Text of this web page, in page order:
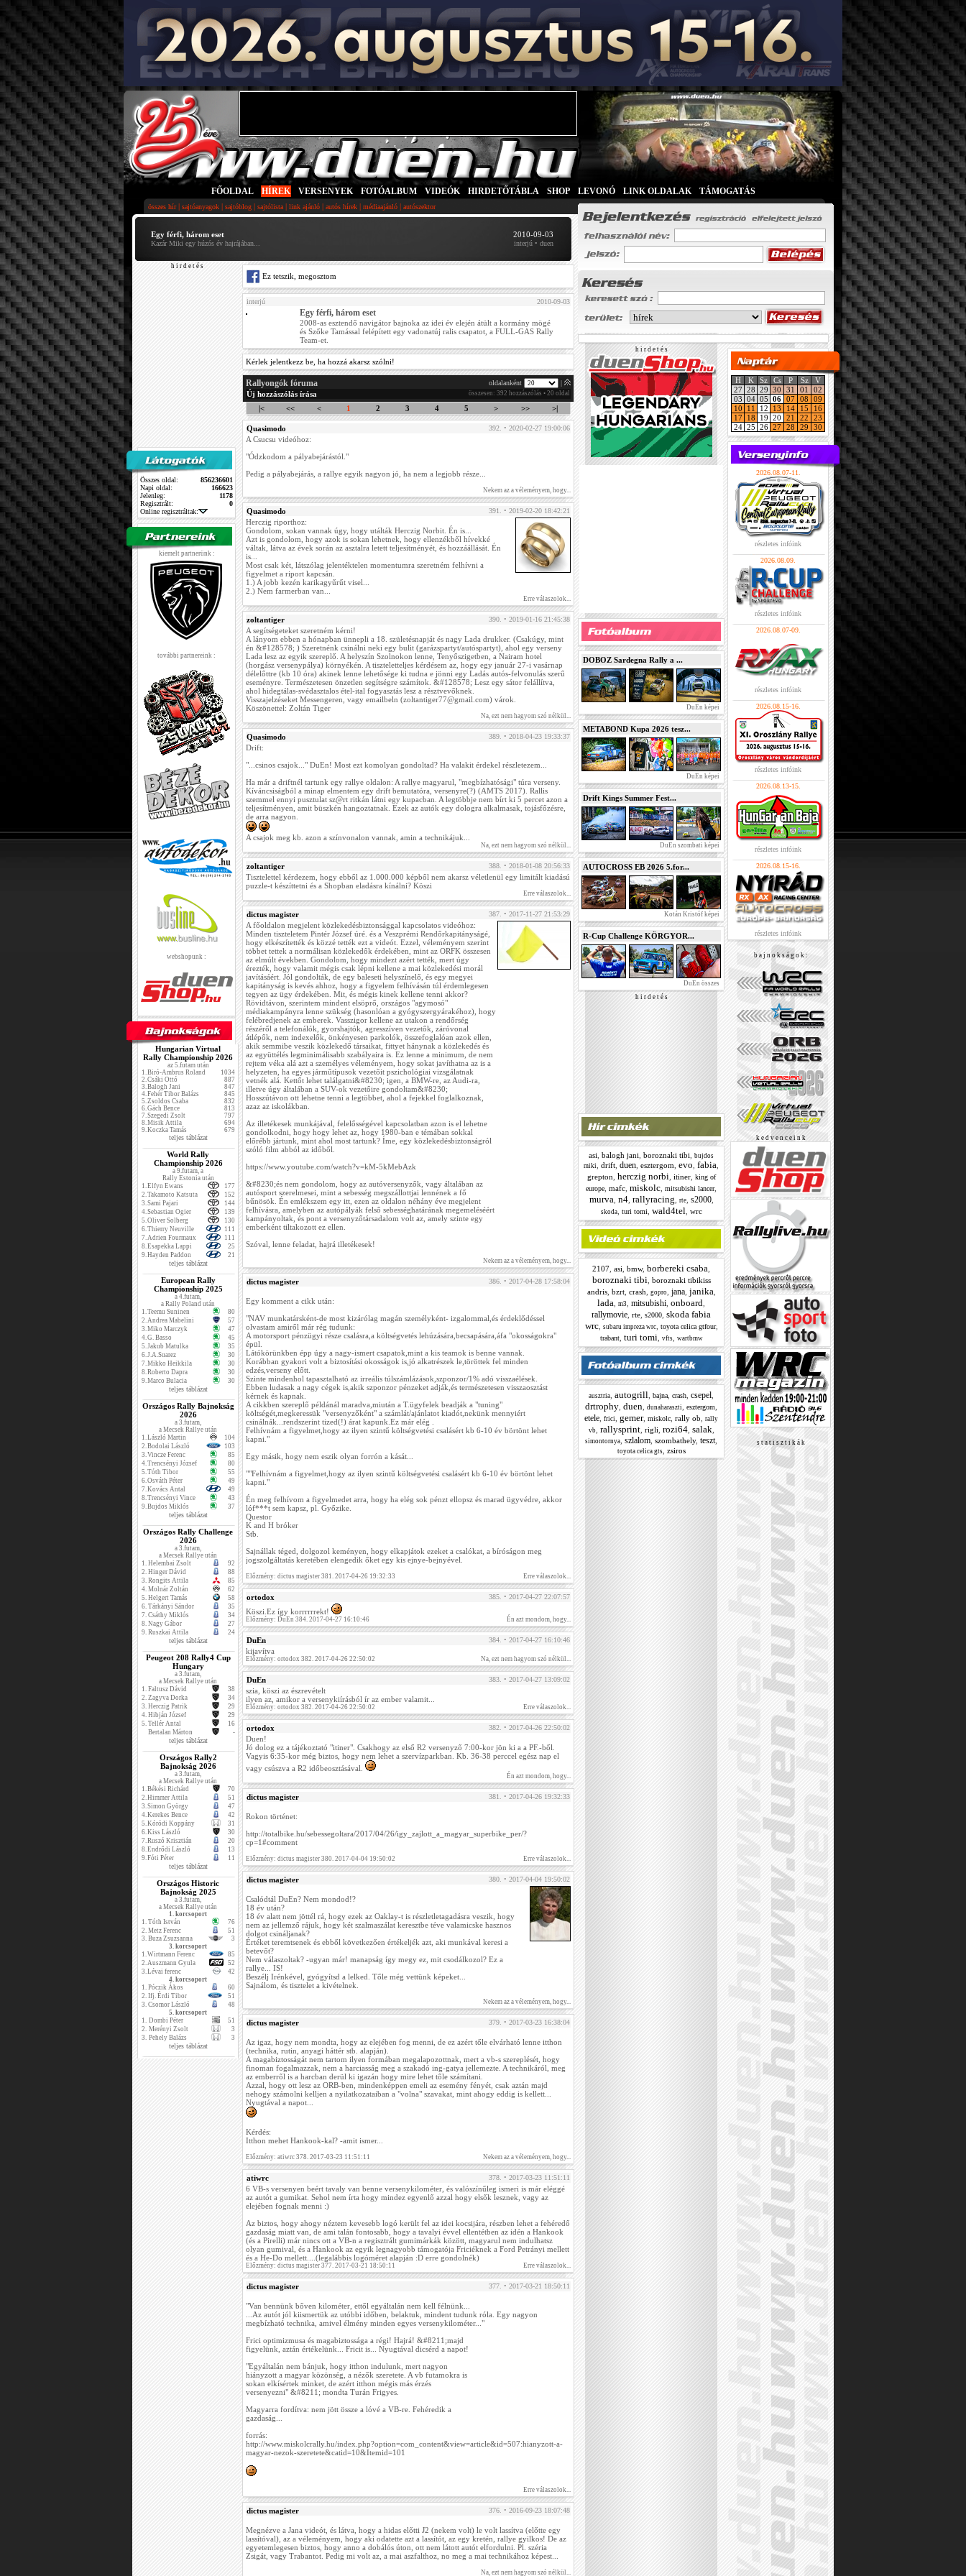
FŐOLDAL HÍREK VERSENYEK FOTÓALBUM VIDEÓK HIRDETŐTÁBLA SHOP LEVONÓ LINK OLDALAK TÁMOGATÁS
összes hír| sajtóanyagok | sajtóblog | sajtólista | link ajánló | autós hírek | médiaajánló | autószektor
Egy férfi, három eset
Kazár Miki egy húzós év hajrájában...
2010-09-03
interjú • duen
h i r d e t é s
Összes oldal:
856236601
Napi oldal:
166623
Jelenleg:
1178
Regisztrált:
0
Online regisztráltak:
kiemelt partnerünk :
további partnereink :
webshopunk :
Hungarian Virtual
Rally Championship 2026
az 5.futam után
1.Biró-Ambrus Roland
1034
2.Csáki Ottó
887
3.Balogh Jani
847
4.Fehér Tibor Balázs
845
5.Zsoldos Csaba
832
6.Gách Bence
813
7.Szegedi Zsolt
797
8.Misik Attila
694
9.Koczka Tamás 679
teljes táblázat
World Rally
Championship 2026
a 9.futam, a
Rally Estonia után
1.Elfyn Ewans
177
2.Takamoto Katsuta
152
3.Sami Pajari
144
4.Sebastian Ogier
139
5.Oliver Solberg
130
6.Thierry Neuville
111
7.Adrien Fourmaux
111
8.Esapekka Lappi
25
9.Hayden Paddon 21
teljes táblázat
European Rally
Championship 2025
a 4.futam,
a Rally Poland után
1.Teemu Suninen
80
2.Andrea Mabelini
57
3.Miko Marczyk
47
4.G. Basso
45
5.Jakub Matulka
35
6.J.A.Suarez
30
7.Mikko Heikkila
30
8.Roberto Dapra
30
9.Marco Bulacia 30
teljes táblázat
Országos Rally Bajnokság
2026
a 3.futam,
a Mecsek Rallye után
1.László Martin
104
2.Bodolai László
103
3.Vincze Ferenc
85
4.Trencsényi József
80
5.Tóth Tibor
55
6.Osváth Péter
49
7.Kovács Antal
49
8.Trencsényi Vince
43
9.Bujdos Miklós 37
teljes táblázat
Országos Rally Challenge
2026
a 3.futam,
a Mecsek Rallye után
1. Helembai Zsolt
92
2. Hinger Dávid
88
3. Rongits Attila
85
4. Molnár Zoltán
62
5. Helgert Tamás
58
6. Tárkányi Sándor
35
7. Csáthy Miklós
34
8. Nagy Gábor
27
9. Ruszkai Attila 24
teljes táblázat
Peugeot 208 Rally4 Cup
Hungary
a 3.futam,
a Mecsek Rallye után
1. Faltusz Dávid
38
2. Zagyva Dorka
34
3. Herczig Patrik
29
4. Hibján József
29
5. Tellér Antal
16
Bertalan Márton
-
teljes táblázat
Országos Rally2
Bajnokság 2026
a 3.futam,
a Mecsek Rallye után
1.Békési Richárd
70
2.Himmer Attila
51
3.Simon György
47
4.Kerekes Bence
42
5.Kóródi Koppány
31
6.Kiss László
30
7.Ruszó Krisztián
20
8.Endrődi László
13
9.Fóti Péter 11
teljes táblázat
Országos Historic
Bajnokság 2025
a 3.futam,
a Mecsek Rallye után
1. korcsoport
1. Tóth István
76
2. Metz Ferenc
51
3. Buza Zsuzsanna
3
3. korcsoport
1.Wirtmann Ferenc
85
2.Auszmann Gyula
52
3.Lévai ferenc
42
4. korcsoport
1. Póczik Ákos
60
2. Ifj. Érdi Tibor
51
3. Csomor László
48
5. korcsoport
1. Dombi Péter
51
2. Merényi Zsolt
3
3. Pehely Balázs 3
teljes táblázat
Ez tetszik, megosztom
interjú 2010-09-03
Egy férfi, három eset
2008-as esztendő navigátor bajnoka az idei év elején átült a kormány mögé
és Szőke Tamással felépített egy vadonatúj ralis csapatot, a FULL-GAS Rally
Team-et.
Kérlek jelentkezz be, ha hozzá akarsz szólni!
Rallyongók fóruma oldalanként
Új hozzászólás írása összesen: 392 hozzászólás • 20 oldal
|< << < 1 2 3 4 5 > >> >|
Quasimodo 392. • 2020-02-27 19:00:06
A Csucsu videóhoz:
"Ódzkodom a pályabejárástól."
Pedig a pályabejárás, a rallye egyik nagyon jó, ha nem a legjobb része...
Nekem az a véleményem, hogy...
Quasimodo 391. • 2019-02-20 18:42:21
Herczig riporthoz:
Gondolom, sokan vannak úgy, hogy utálták Herczig Norbit. Én is...
Azt is gondolom, hogy azok is sokan lehetnek, hogy ellenzékből hívekké
váltak, látva az évek során az asztalra letett teljesítményét, és hozzáállását. Én
is...
Most csak két, látszólag jelentéktelen momentumra szeretném felhívni a
figyelmet a riport kapcsán.
1.) A jobb kezén karikagyűrűt visel...
2.) Nem farmerban van...
Erre válaszolok...
zoltantiger 390. • 2019-01-16 21:45:38
A segítségeteket szeretném kérni!
A lányom ebben a hónapban ünnepli a 18. születésnapját és nagy Lada drukker. (Csakúgy, mint
én &#128578; ) Szeretnénk csinálni neki egy bulit (garázspartyt/autóspartyt), ahol egy verseny
Lada lesz az egyik szereplő. A helyszín Szolnokon lenne, Tenyőszigetben, a Nairam hotel
(horgász versenypálya) környékén. A tiszteletteljes kérdésem az, hogy egy január 27-i vasárnap
délelőttre (kb 10 óra) akinek lenne lehetősége ki tudna e jönni egy Ladás autós-felvonulás szerű
eseményre. Természetesen önzetlen segítségre számítok. &#128578; Lesz egy sátor felállítva,
ahol hidegtálas-svédasztalos étel-ital fogyasztás lesz a résztvevőknek.
Visszajelzéseket Messengeren, vagy emailbeln (zoltantiger77@gmail.com) várok.
Köszönettel: Zoltán Tiger
Na, ezt nem hagyom szó nélkül...
Quasimodo 389. • 2018-04-23 19:33:37
Drift:
"...csinos csajok..." DuEn! Most ezt komolyan gondoltad? Ha valakit érdekel részletezem...
Ha már a driftnél tartunk egy rallye oldalon: A rallye magyarul, "megbízhatósági" túra verseny.
Kíváncsiságból a minap elmentem egy drift bemutatóra, versenyre(?) (AMTS 2017). Rallis
szemmel ennyi pusztulat sz@rt ritkán látni egy kupacban. A legtöbbje nem bírt ki 5 percet azon a
teljesítményen, amit büszkén hangoztatnak. Ezek az autók egy dologra alkalmasak, tojásfőzésre,
de arra nagyon.
A csajok meg kb. azon a színvonalon vannak, amin a technikájuk...
Na, ezt nem hagyom szó nélkül...
zoltantiger 388. • 2018-01-08 20:56:33
Tisztelettel kérdezem, hogy ebből az 1.000.000 képből nem akarsz véletlenül egy limitált kiadású
puzzle-t készíttetni és a Shopban eladásra kínálni? Köszi
Erre válaszolok...
dictus magister 387. • 2017-11-27 21:53:29
A főoldalon megjelent közlekedésbiztonsággal kapcsolatos videóhoz:
Minden tiszteletem Pintér József úré. és a Veszprémi Rendőrkapitányságé,
hogy elkészítették és közzé tették ezt a videót. Ezzel, véleményem szerint
többet tettek a normálisan közlekedők érdekében, mint az ORFK összesen
az elmúlt években. Gondolom, hogy mindezt azért tették, mert úgy
érezték, hogy valamit mégis csak lépni kellene a mai közlekedési morál
javításáért. Jól gondolták, de egy baleseti helyszínelő, és egy megyei
kapitányság is kevés ahhoz, hogy a figyelem felhívásán túl érdemlegesen
tegyen az ügy érdekében. Mit, és mégis kinek kellene tenni akkor?
Rövidtávon, szerintem mindent elsöprő, országos "agymosó"
médiakampányra lenne szükség (hasonlóan a gyógyszergyárakéhoz), hogy
felébredjenek az emberek. Vasszigor kellene az utakon a rendőrség
részéről a telefonálók, gyorshajtók, agresszíven vezetők, záróvonal
átlépők, nem indexelők, önkényesen parkolók, összefoglalóan azok ellen,
akik semmibe veszik közlekedő társaikat, fittyet hánynak a közlekedés és
az együttélés legminimálisabb szabályaira is. Ez lenne a minimum, de nem
rejtem véka alá azt a személyes véleményem, hogy sokat javíthatna az is a
helyzeten, ha egyes járműtípusok vezetőit pszichológiai vizsgálatnak
vetnék alá. Kettőt lehet találgatni&#8230; igen, a BMW-re, az Audi-ra,
illetve úgy általában a SUV-ok vezetőire gondoltam&#8230;
Hosszútávon ott lehetne tenni a legtöbbet, ahol a fejekkel foglalkoznak,
azaz az iskolákban.
Az illetékesek munkájával, felelősségével kapcsolatban azon is el lehetne
gondolkodni, hogy hogy lehet az, hogy 1980-ban e témában sokkal
előrébb jártunk, mint ahol most tartunk? Íme, egy közlekedésbiztonságról
szóló film abból az időből.
https://www.youtube.com/watch?v=kM-5kMebAzk
&#8230;és nem gondolom, hogy az autóversenyzők, vagy általában az
autósport szerelmesei, mint a sebesség megszállottjai lennének a fő
bűnösök. Én emlékszem egy itt, ezen az oldalon néhány éve megjelent
felhívásra, amelyben az autópályák felső sebességhatárának megemeléséért
kampányoltak, és pont a versenyzőtársadalom volt az, amely szinte egy
emberként tiltakozott ez ellen.
Szóval, lenne feladat, hajrá illetékesek!
Nekem az a véleményem, hogy...
dictus magister 386. • 2017-04-28 17:58:04
Egy komment a cikk után:
"NAV munkatársként-de most kizárólag magán személyként- izgalommal,és érdeklődéssel
olvastam amiről már rég tudunk:
A motorsport pénzügyi része csalásra,a költségvetés lehúzására,becsapására,áfa "okosságokra"
épül.
Látókörünkben épp úgy a nagy-ismert csapatok,mint a kis teamok is benne vannak.
Korábban gyakori volt a biztosítási okosságok is,jó alkatrészek le,töröttek fel minden
edzés,verseny előtt.
Szinte mindenhol tapasztalható az irreális túlszámlázások,szponzor/1% adó visszaélések.
Ebben ludasak a nagy cégek is,akik szponzor pénzeket adják,és természetesen visszaosztást
kérnek és kapnak.
A cikkben szereplő példánál maradva,miután a T.ügyfelek beadják a "tuning"
költségét,megkeressük "versenyzőként" a számlát/ajánlatot kiadót,nekünk mennyiért
csinálnák...rendszerint tized(!) árat kapunk.Ez már elég .
Felhívnám a figyelmet,hogy az ilyen szintű költségvetési csalásért kb 6-10 év börtönt lehet
kapni."
Egy másik, hogy nem eszik olyan forrón a kását...
""Felhívnám a figyelmet,hogy az ilyen szintű költségvetési csalásért kb 6-10 év börtönt lehet
kapni."
Én meg felhívom a figyelmedet arra, hogy ha elég sok pénzt ellopsz és marad ügyvédre, akkor
lóf***t sem kapsz, pl. Győzike.
Questor
K and H bróker
Stb.
Sajnállak téged, dolgozol keményen, hogy elkapjátok ezeket a csalókat, a bíróságon meg
jogszolgáltatás keretében elengedik őket egy kis ejnye-bejnyével.
Előzmény: dictus magister 381. 2017-04-26 19:32:33 Erre válaszolok...
ortodox 385. • 2017-04-27 22:07:57
Köszi.Ez így korrrrrrekt!
Előzmény: DuEn 384. 2017-04-27 16:10:46 Én azt mondom, hogy...
DuEn 384. • 2017-04-27 16:10:46
kijavítva
Előzmény: ortodox 382. 2017-04-26 22:50:02 Na, ezt nem hagyom szó nélkül...
DuEn 383. • 2017-04-27 13:09:02
szia, köszi az észrevételt
ilyen az, amikor a versenykiírásból ír az ember valamit...
Előzmény: ortodox 382. 2017-04-26 22:50:02 Erre válaszolok...
ortodox 382. • 2017-04-26 22:50:02
Duen!
Jó dolog ez a tájékoztató "itiner". Csakhogy az első R2 versenyző 7:00-kor jön ki a a PF.-ből.
Vagyis 6:35-kor még biztos, hogy nem lehet a szervízparkban. Kb. 36-38 perccel egész nap el
vagy csúszva a R2 időbeosztásával.
Én azt mondom, hogy...
dictus magister 381. • 2017-04-26 19:32:33
Rokon történet:
http://totalbike.hu/sebessegoltara/2017/04/26/igy_zajlott_a_magyar_superbike_per/?
cp=1#comment
Előzmény: dictus magister 380. 2017-04-04 19:50:02 Erre válaszolok...
dictus magister 380. • 2017-04-04 19:50:02
Csalódtál DuEn? Nem mondod!?
18 év után?
18 év alatt nem jöttél rá, hogy ezek az Oaklay-t is részletletagadásra veszik, hogy
nem az jellemző rájuk, hogy két szalmaszálat keresztbe téve valamicske hasznos
dolgot csináljanak?
Értéket teremtsenek és ebből következően értékeljék azt, aki munkával keresi a
betevőt?
Nem válaszoltak? -ugyan már! manapság így megy ez, mit csodálkozol? Ez a
rallye... IS!
Beszélj Irénkével, gyógyítsd a lelked. Tőle még vettünk képeket...
Sajnálom, és tisztelet a kivételnek.
Nekem az a véleményem, hogy...
dictus magister 379. • 2017-03-23 16:38:04
Az igaz, hogy nem mondta, hogy az elejében fog menni, de ez azért tőle elvárható lenne itthon
(technika, rutin, anyagi háttér stb. alapján).
A magabiztosságát nem tartom ilyen formában megalapozottnak, mert a vb-s szereplését, hogy
finoman fogalmazzak, nem a harciasság meg a szakadó ing-gatya jellemezte. A technikáról, meg
az emberről is a harcban derül ki igazán hogy mire lehet tőle számítani.
Azzal, hogy ott lesz az ORB-ben, mindenképpen emeli az esemény fényét, csak aztán majd
nehogy számolni kelljen a nyilatkozataiban a "volna" szavakat, mint ahogy eddig is kellett...
Nyugtával a napot...
Kérdés:
Itthon mehet Hankook-kal? -amit ismer...
Előzmény: atiwrc 378. 2017-03-23 11:51:11 Nekem az a véleményem, hogy...
atiwrc 378. • 2017-03-23 11:51:11
6 VB-s versenyen beért tavaly van benne versenykilométer, és valószínűleg ismeri is már eléggé
az autót a gumikat. Sehol nem írta hogy mindez egyenlő azzal hogy elsők lesznek, vagy az
elejében fognak menni :)
Az biztos, hogy ahogy néztem kevesebb logó került fel az idei kocsijára, részben lehet a fehéredő
gazdaság miatt van, de ami talán fontosabb, hogy a tavalyi évvel ellentétben az idén a Hankook
(és a Pirelli) már nincs ott a VB-n a regisztrált gumimárkák között, magyarul nem indulhatsz
olyan gumival, és a Hankook az egyik legnagyobb támogatója Friciéknek a Ford Petrányi mellett
és a He-Do mellett....(legalábbis logóméret alapján :D erre gondolnék)
Előzmény: dictus magister 377. 2017-03-21 18:50:11 Erre válaszolok...
dictus magister 377. • 2017-03-21 18:50:11
"Van bennünk bőven kilométer, ettől egyáltalán nem kell félnünk...
...Az autót jól kiismertük az utóbbi időben, belaktuk, mindent tudunk róla. Egy nagyon
megbízható technika, amivel élmény minden egyes versenykilométer..."
Frici optimizmusa és magabiztossága a régi! Hajrá! &#8211;majd
figyelünk, aztán értékelünk... Fricit is... Nyugtával dicsérd a napot!
"Egyáltalán nem bánjuk, hogy itthon indulunk, mert nagyon
hiányzott a magyar közönség, a nézők szeretete. A vb futamokra is
sokan elkísértek minket, de azért itthon mégis más érzés
versenyezni" &#8211; mondta Turán Frigyes.
Magyarra fordítva: nem jött össze a lóvé a VB-re. Fehéredik a
gazdaság...
forrás:
http://www.miskolcrally.hu/index.php?option=com_content&view=article&id=507:hianyzott-a-
magyar-nezok-szeretete&catid=10&Itemid=101
Erre válaszolok...
dictus magister 376. • 2016-09-23 18:07:48
Megnézve a Jana videót, és látva, hogy a hidas előtti J2 (nekem volt) le volt lassítva (előtte egy
lassítóval), az a véleményem, hogy aki odatette azt a lassítót, az egy kretén, rallye gyilkos! De az
egyetemlegesen biztos, hogy anno a dobálós úton, ott nem látott autót elfordulni. Pl. széria
Zsigát, vagy Trabantot. Pedig mi volt az, a mai aszfalthoz, no meg a mai technikához képest...
Na, ezt nem hagyom szó nélkül...
h i r d e t é s
DOBOZ Sardegna Rally a ...
DuEn képei
METABOND Kupa 2026 tesz...
DuEn képei
Drift Kings Summer Fest...
DuEn szombati képei
AUTOCROSS EB 2026 5.for...
Kotán Kristóf képei
R-Cup Challenge KÖRGYOR...
DuEn összes
h i r d e t é s
asi balogh jani boroznaki tibi
bujdos
miki drift duen esztergom evo fabia
grepton herczig norbi itiner, king of
europe mafc miskolc mitsubishi lancer,
murva n4, rallyracing rte, s2000,
skoda, turi tomi wald4tel wrc
2107 asi bmw, borbereki csaba
boroznaki tibi boroznaki tibikiss
andris, bzrt, crash gopro, jana, janika
lada m3 mitsubishi onboard
rallymovie rte s2000 skoda fabia
wrc, subaru impreza wrc, toyota celica gtfour,
trabant, turi tomi vfts, wartbmw
ausztria autogrill bajna crash csepel
drtrophy duen dunaharaszti esztergom
etele frici gemer, miskolc rally ob
rally
vb, rallysprint, rigli rozi64, salak
simontornya szlalom szombathely, teszt
toyota celica gts, zsiros
H K Sz Cs P Sz
V
27 28 29 30 31 01
02
03 04 05 06 07 08
09
10
11 12 13 14 15
16
17
18 19 20 21 22
23
24 25 26 27 28 29 30
2026.08.07-11.
részletes infóink
2026.08.09.
részletes infóink
2026.08.07-09.
részletes infóink
2026.08.15-16.
részletes infóink
2026.08.13-15.
részletes infóink
2026.08.15-16.
részletes infóink
b a j n o k s á g o k :
k e d v e n c e i n k
s t a t i s z t i k á k